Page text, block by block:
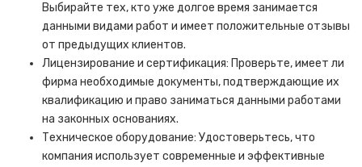
Выбирайте тех, кто уже долгое время занимается
данными видами работ и имеет положительные отзывы
от предыдущих клиентов.
Лицензирование и сертификация: Проверьте, имеет ли
фирма необходимые документы, подтверждающие их
квалификацию и право заниматься данными работами
на законных основаниях.
Техническое оборудование: Удостоверьтесь, что
компания использует современные и эффективные